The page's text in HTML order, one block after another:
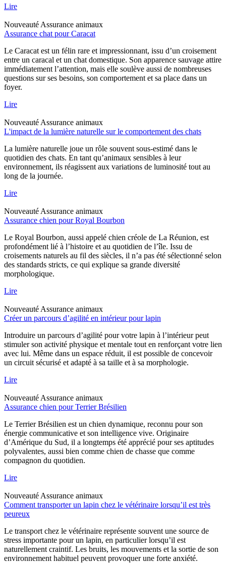
Lire
Nouveauté Assurance animaux
Assurance chat pour Caracat
Le Caracat est un félin rare et impressionnant, issu d’un croisement
entre un caracal et un chat domestique. Son apparence sauvage attire
immédiatement l’attention, mais elle soulève aussi de nombreuses
questions sur ses besoins, son comportement et sa place dans un
foyer.
Lire
Nouveauté Assurance animaux
L'impact de la lumière naturelle sur le comportement des chats
La lumière naturelle joue un rôle souvent sous-estimé dans le
quotidien des chats. En tant qu’animaux sensibles à leur
environnement, ils réagissent aux variations de luminosité tout au
long de la journée.
Lire
Nouveauté Assurance animaux
Assurance chien pour Royal Bourbon
Le Royal Bourbon, aussi appelé chien créole de La Réunion, est
profondément lié à l’histoire et au quotidien de l’île. Issu de
croisements naturels au fil des siècles, il n’a pas été sélectionné selon
des standards stricts, ce qui explique sa grande diversité
morphologique.
Lire
Nouveauté Assurance animaux
Créer un parcours d’agilité en intérieur pour lapin
Introduire un parcours d’agilité pour votre lapin à l’intérieur peut
stimuler son activité physique et mentale tout en renforçant votre lien
avec lui. Même dans un espace réduit, il est possible de concevoir
un circuit sécurisé et adapté à sa taille et à sa morphologie.
Lire
Nouveauté Assurance animaux
Assurance chien pour Terrier Brésilien
Le Terrier Brésilien est un chien dynamique, reconnu pour son
énergie communicative et son intelligence vive. Originaire
d’Amérique du Sud, il a longtemps été apprécié pour ses aptitudes
polyvalentes, aussi bien comme chien de chasse que comme
compagnon du quotidien.
Lire
Nouveauté Assurance animaux
Comment transporter un lapin chez le vétérinaire lorsqu’il est très
peureux
Le transport chez le vétérinaire représente souvent une source de
stress importante pour un lapin, en particulier lorsqu’il est
naturellement craintif. Les bruits, les mouvements et la sortie de son
environnement habituel peuvent provoquer une forte anxiété.